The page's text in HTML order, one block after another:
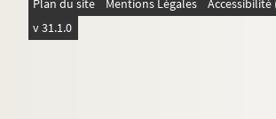
306. Le conseiller Chappuis au cardinal.
308. Le cardinal à Claude Belin. Rome, 17
Plan du site Mentions Légales
v 31.1.0